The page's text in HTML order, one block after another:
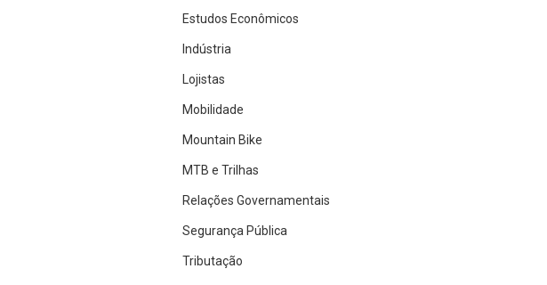
Estudos Econômicos
Indústria
Lojistas
Mobilidade
Mountain Bike
MTB e Trilhas
Relações Governamentais
Segurança Pública
Tributação